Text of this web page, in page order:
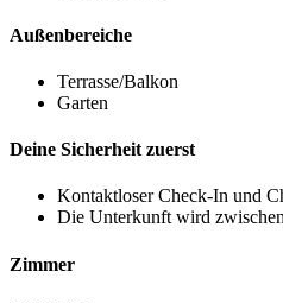
Außenbereiche
Terrasse/Balkon
Garten
Deine Sicherheit zuerst
Kontaktloser Check-In und
Die Unterkunft wird
Zimmer